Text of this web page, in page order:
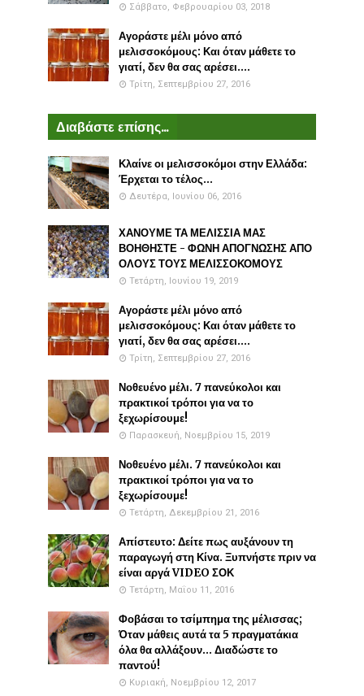
Σάββατο, Φεβρουαρίου 03, 2018
Αγοράστε μέλι μόνο από
μελισσοκόμους: Και όταν μάθετε το
γιατί, δεν θα σας αρέσει....
Τρίτη, Σεπτεμβρίου 27, 2016
Διαβάστε επίσης...
Κλαίνε οι μελισσοκόμοι στην Ελλάδα:
Έρχεται το τέλος...
Δευτέρα, Ιουνίου 06, 2016
ΧΑΝΟΥΜΕ ΤΑ ΜΕΛΙΣΣΙΑ ΜΑΣ
ΒΟΗΘΗΣΤΕ - ΦΩΝΗ ΑΠΟΓΝΩΣΗΣ ΑΠΟ
ΟΛΟΥΣ ΤΟΥΣ ΜΕΛΙΣΣΟΚΟΜΟΥΣ
Τετάρτη, Ιουνίου 19, 2019
Αγοράστε μέλι μόνο από
μελισσοκόμους: Και όταν μάθετε το
γιατί, δεν θα σας αρέσει....
Τρίτη, Σεπτεμβρίου 27, 2016
Νοθευένο μέλι. 7 πανεύκολοι και
πρακτικοί τρόποι για να το
ξεχωρίσουμε!
Παρασκευή, Νοεμβρίου 15, 2019
Νοθευένο μέλι. 7 πανεύκολοι και
πρακτικοί τρόποι για να το
ξεχωρίσουμε!
Τετάρτη, Δεκεμβρίου 21, 2016
Απίστευτο: Δείτε πως αυξάνουν τη
παραγωγή στη Κίνα. Ξυπνήστε πριν να
είναι αργά VIDEO ΣΟΚ
Τετάρτη, Μαΐου 11, 2016
Φοβάσαι το τσίμπημα της μέλισσας;
Όταν μάθεις αυτά τα 5 πραγματάκια
όλα θα αλλάξουν... Διαδώστε το
παντού!
Κυριακή, Νοεμβρίου 12, 2017